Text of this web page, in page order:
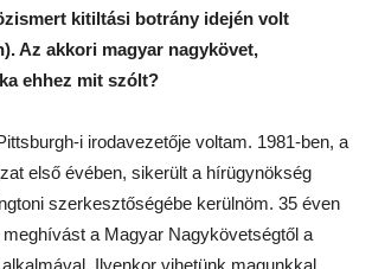
kitiltási botrány idején volt
Az akkori magyar nagykövet,
ehhez mit szólt?
i irodavezetője voltam. 1981-ben, a
első évében, sikerült a hírügynökség
szerkesztőségébe kerülnöm. 35 éven
a Magyar Nagykövetségtől a